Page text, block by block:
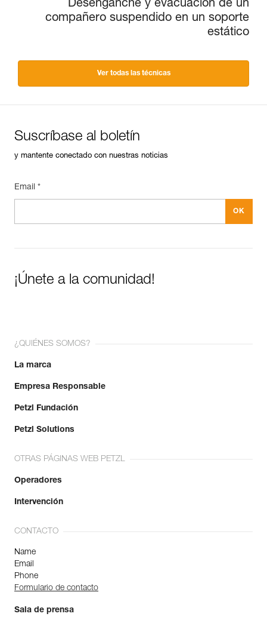
Desenganche y evacuación de un
compañero suspendido en un soporte
estático
Ver todas las técnicas
Suscríbase al boletín
y mantente conectado con nuestras noticias
Email *
¡Únete a la comunidad!
¿QUIÉNES SOMOS?
La marca
Empresa Responsable
Petzl Fundación
Petzl Solutions
OTRAS PÁGINAS WEB PETZL
Operadores
Intervención
CONTACTO
Name
Email
Phone
Formulario de contacto
Sala de prensa